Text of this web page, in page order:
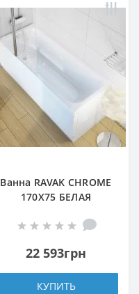
Ванна RAVAK CHROME
170X75 БЕЛАЯ
22 593грн
КУПИТЬ